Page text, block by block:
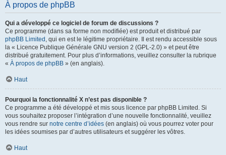
À propos de phpBB
Qui a développé ce logiciel de forum de discussions ?
Ce programme (dans sa forme non modifiée) est produit et distribué par
phpBB Limited , qui en est le légitime propriétaire. Il est rendu accessible sous
la « Licence Publique Générale GNU version 2 (GPL-2.0) » et peut être
distribué gratuitement. Pour plus d’informations, veuillez consulter la rubrique
« À propos de phpBB » (en anglais).
Haut
Pourquoi la fonctionnalité X n’est pas disponible ?
Ce programme a été développé et mis sous licence par phpBB Limited. Si
vous souhaitez proposer l’intégration d’une nouvelle fonctionnalité, veuillez
vous rendre sur notre centre d’idées (en anglais) où vous pourrez voter pour
les idées soumises par d’autres utilisateurs et suggérer les vôtres.
Haut